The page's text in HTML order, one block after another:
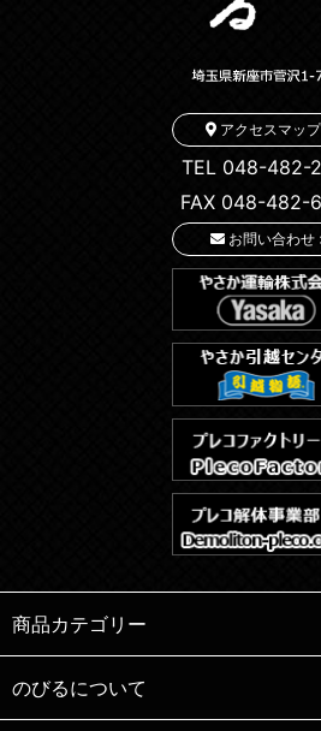
アクセスマッ
TEL 048-482-
FAX 048-482-
お問い合わせ
商品カテゴリー
のびるについて